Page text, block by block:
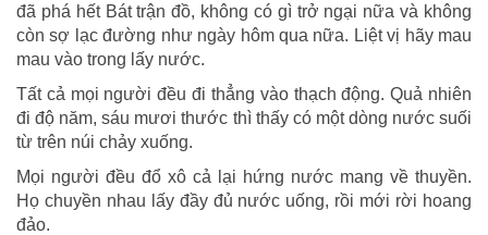
đã phá hết Bát trận đồ, không có gì trở ngại nữa và không
còn sợ lạc đường như ngày hôm qua nữa. Liệt vị hãy mau
mau vào trong lấy nước.
Tất cả mọi người đều đi thẳng vào thạch động. Quả nhiên
đi độ năm, sáu mươi thước thì thấy có một dòng nước suối
từ trên núi chảy xuống.
Mọi người đều đổ xô cả lại hứng nước mang về thuyền.
Họ chuyền nhau lấy đầy đủ nước uống, rồi mới rời hoang
đảo.